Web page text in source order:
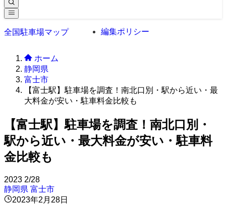
全国駐車場マップ 編集ポリシー
ホーム
静岡県
富士市
【富士駅】駐車場を調査！南北口別・駅から近い・最
大料金が安い・駐車料金比較も
【富士駅】駐車場を調査！南北口別・
駅から近い・最大料金が安い・駐車料
金比較も
2023 2/28
静岡県 富士市
2023年2月28日